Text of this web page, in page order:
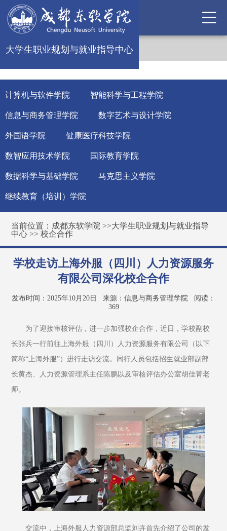
大学生职业规划与就业指导中心
计算机与软件学院 智能科学与工程学院
信息与商务管理学院 数字艺术与设计学院
外国语学院 健康医疗科技学院
数智应用技术学院 国际教育学院
数据科学与基础学院 马克思主义学院
继续教育（培训）学院
当前位置： 成都东软学院 >>大学生职业规划与就业指导
中心 >>校企合作
学校走访上海外服（四川）人力资源服务
有限公司深化校企合作
发布时间：2025年10月20日 来源：信息与商务管理学院
阅读：
369
为了迎接审核评估，进一步加强校企合作，近日，学校副校
长张兵一行前往上海外服（四川）人力资源服务有限公司（以下
简称“上海外服”）进行走访交流。同行人员包括招生就业部副部
长黄杰、人力资源管理系主任陈鹏以及审核评估办公室胡佳菁老
师。
交流中，上海外服人力资源部总监刘卉首先介绍了公司的发